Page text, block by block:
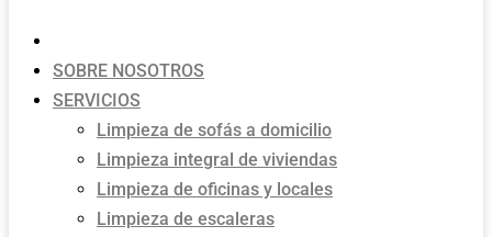
SOBRE NOSOTROS
SERVICIOS
Limpieza de sofás a domicilio
Limpieza integral de viviendas
Limpieza de oficinas y locales
Limpieza de escaleras